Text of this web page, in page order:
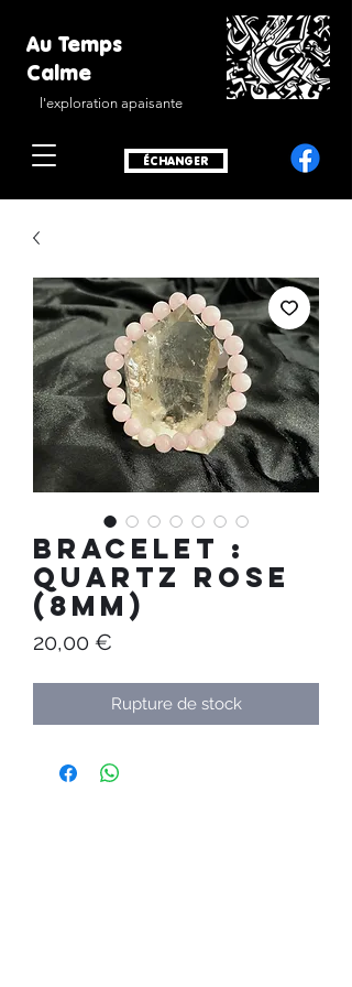
Au Temps
Calme
l'exploration apaisante
ÉCHANGER
Bracelet :
Quartz Rose
(8mm)
20,00 €
Rupture de stock